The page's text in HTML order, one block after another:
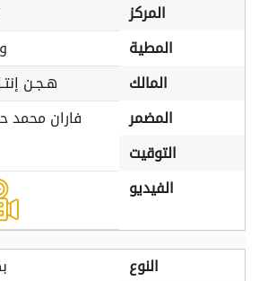
المركز
المطية
المالك
هـجـن
المضمر
فاران محمد
التوقيت
الفيديو
النوع